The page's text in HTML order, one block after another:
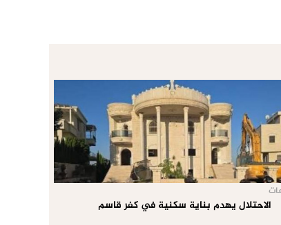
الاحتلال يهدم بناية سكنية في كفر قاسم